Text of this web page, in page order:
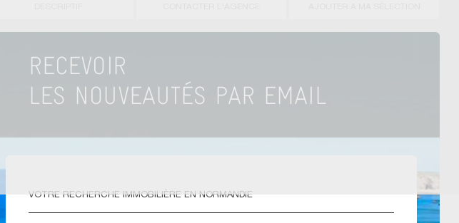
VOTRE RECHERCHE IMMOBILIÈRE EN NORMANDIE